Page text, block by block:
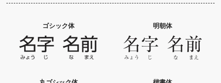
ゴシック体 明朝体